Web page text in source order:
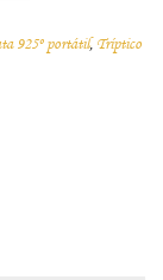
925º portátil, Tríptico